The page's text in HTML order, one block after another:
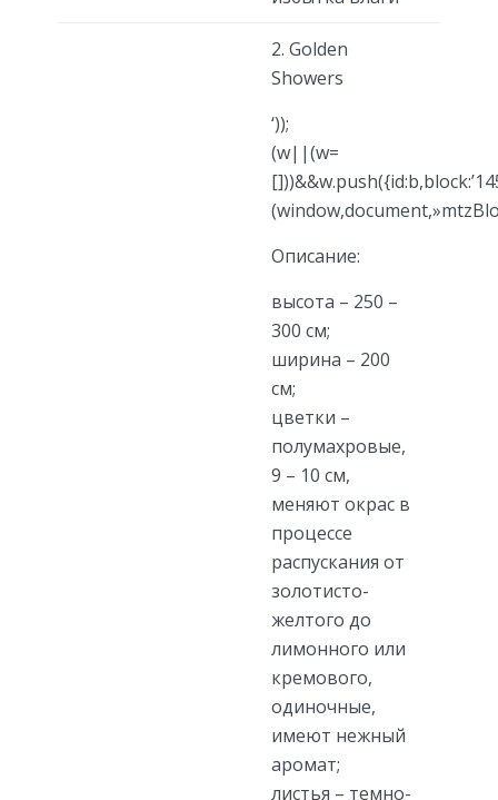
2. Golden
Showers
‘));
(w||(w=
Описание:
высота – 250 –
300 см;
ширина – 200
см;
цветки –
полумахровые,
9 – 10 см,
меняют окрас в
процессе
распускания от
золотисто-
желтого до
лимонного или
кремового,
одиночные,
имеют нежный
аромат;
листья – темно-